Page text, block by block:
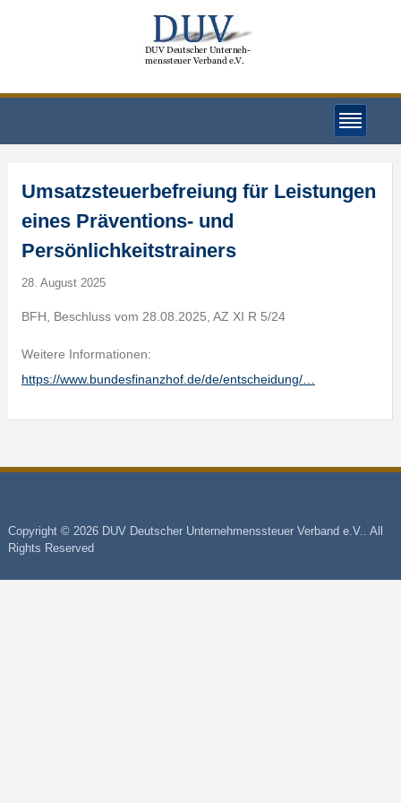
Umsatzsteuerbefreiung für Leistungen
eines Präventions- und
Persönlichkeitstrainers
28. August 2025
BFH, Beschluss vom 28.08.2025, AZ XI R 5/24
Weitere Informationen:
https://www.bundesfinanzhof.de/de/entscheidung/…
Copyright © 2026 DUV Deutscher Unternehmenssteuer Verband e.V.. All
Rights Reserved